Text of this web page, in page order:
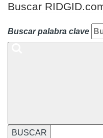
Buscar
Buscar palabra clave
BUSCAR